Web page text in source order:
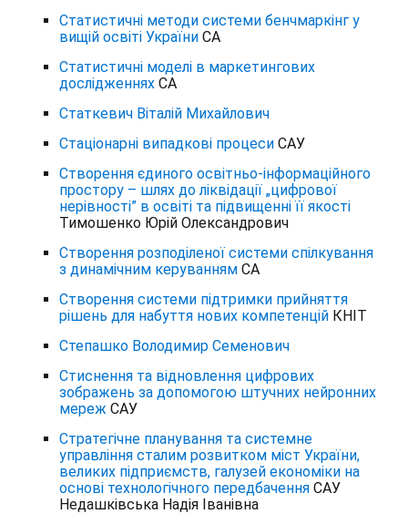
Статистичні методи системи бенчмаркінг у
вищій освіті України СА
Статистичні моделі в маркетингових
дослідженнях СА
Статкевич Віталій Михайлович
Стаціонарні випадкові процеси САУ
Створення єдиного освітньо-інформаційного
простору – шлях до ліквідації „цифрової
нерівності” в освіті та підвищенні її якості
Тимошенко Юрій Олександрович
Створення розподіленої системи спілкування
з динамічним керуванням СА
Створення системи пiдтримки прийняття
рiшень для набуття нових компетенцiй КНІТ
Степашко Володимир Семенович
Стиснення та відновлення цифрових
зображень за допомогою штучних нейронних
мереж САУ
Стратегічне планування та системне
управління сталим розвитком міст України,
великих підприємств, галузей економіки на
основі технологічного передбачення САУ
Недашківська Надія Іванівна